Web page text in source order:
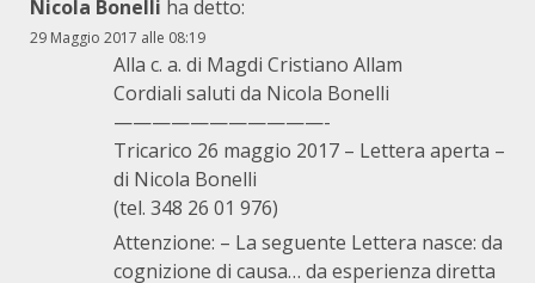
Nicola Bonelli ha detto:
29 Maggio 2017 alle 08:19
Alla c. a. di Magdi Cristiano Allam
Cordiali saluti da Nicola Bonelli
———————————-
Tricarico 26 maggio 2017 – Lettera aperta –
di Nicola Bonelli
(tel. 348 26 01 976)
Attenzione: – La seguente Lettera nasce: da
cognizione di causa… da esperienza diretta